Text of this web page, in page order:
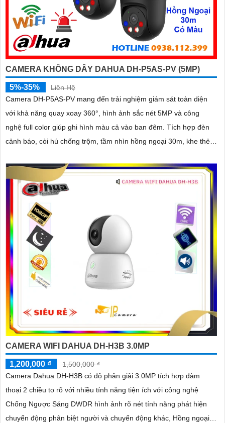
CAMERA KHÔNG DÂY DAHUA DH-P5AS-PV (5MP)
5%-35%
Liên Hệ
Camera DH-P5AS-PV mang đến trải nghiệm giám sát toàn diện
với khả năng quay xoay 360°, hình ảnh sắc nét 5MP và công
nghệ full color giúp ghi hình màu cả vào ban đêm. Tích hợp đèn
cảnh báo, còi hú chống trộm, tầm nhìn hồng ngoại 30m, khe thẻ
ổn định trong mọi điều kiện
CAMERA WIFI DAHUA DH-H3B 3.0MP
1,200,000 ₫
1,500,000 ₫
Camera Dahua DH-H3B có độ phân giải 3.0MP tích hợp đàm
thoại 2 chiều to rõ với nhiều tính năng tiện ích với công nghệ
Chống Ngược Sáng DWDR hình ảnh rõ nét tính năng phát hiện
chuyển động phân biệt người và chuyển động khác, Hồng ngoại